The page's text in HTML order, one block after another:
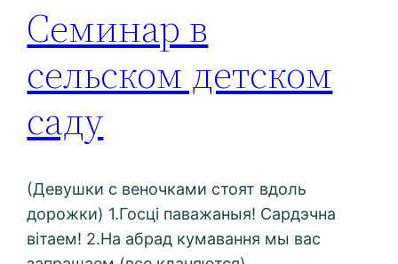
Семинар в
сельском детском
саду
(Девушки с веночками стоят вдоль
дорожки) 1.Госці паважаныя! Сардэчна
вітаем! 2.На абрад кумавання мы вас